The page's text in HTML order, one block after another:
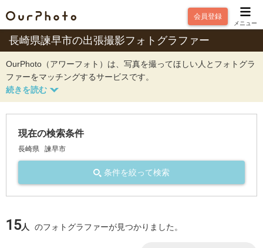
会員登録
メニュー
長崎県諫早市の出張撮影フォトグラファー
OurPhoto（アワーフォト）は、写真を撮ってほしい人とフォトグラ
ファーをマッチングするサービスです。
現在の検索条件
長崎県 諫早市
条件を絞って検索
15人 のフォトグラファーが見つかりました。